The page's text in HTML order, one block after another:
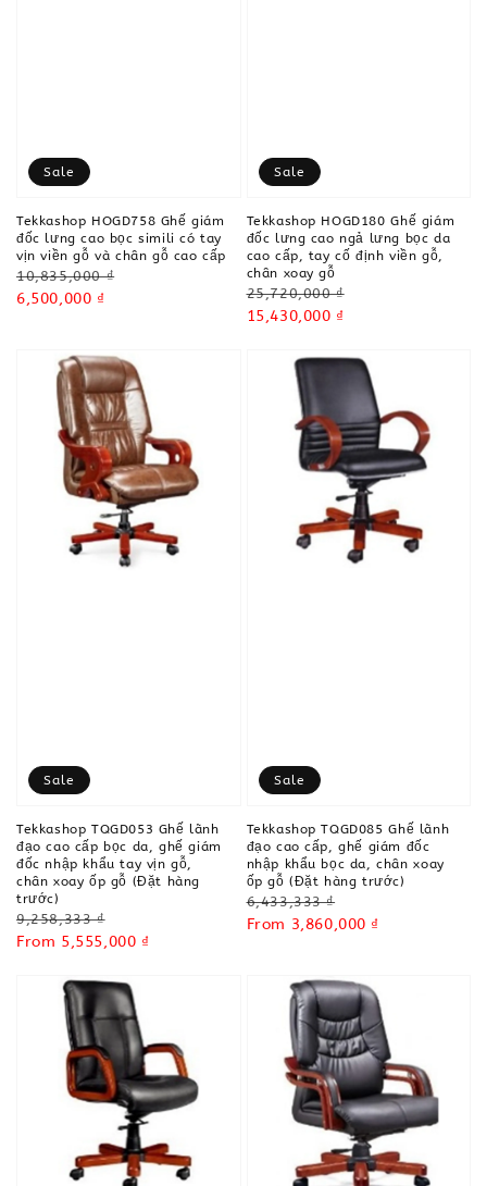
Sale
Tekkashop HOGD758 Ghế giám
đốc lưng cao bọc simili có tay
vịn viền gỗ và chân gỗ cao cấp
Regular
price
10,835,000 ₫
Sale
6,500,000 ₫
Sale
Tekkashop HOGD180 Ghế giám
đốc lưng cao ngả lưng bọc da
cao cấp, tay cố định viền gỗ,
chân xoay gỗ
Regular
price
25,720,000 ₫
Sale
15,430,000 ₫
Sale
Tekkashop TQGD053 Ghế lãnh
đạo cao cấp bọc da, ghế giám
đốc nhập khẩu tay vịn gỗ,
chân xoay ốp gỗ (Đặt hàng
trước)
Regular
price
9,258,333 ₫
Sale
From 5,555,000 ₫
Sale
Tekkashop TQGD085 Ghế lãnh
đạo cao cấp, ghế giám đốc
nhập khẩu bọc da, chân xoay
ốp gỗ (Đặt hàng trước)
Regular
price
6,433,333 ₫
Sale
From 3,860,000 ₫